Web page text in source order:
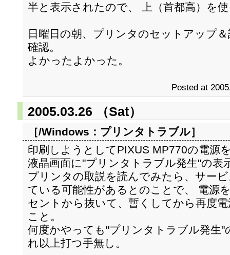
半と表示されたので、 上（首都高）を
日曜日の朝、プリンタのセットアップ
確認。
よかったよかった。
Posted at
2005.03.26 （Sat）
［/Windows： プリンタトラブル］
印刷しようとしてPIXUS MP770の電源
液晶画面に"プリンタトラブル発生"の表
プリンタの取説を読んでみたら、サー
ている可能性があるとのことで、 電源
セントから抜いて、暫くしてから再度
こと。
何度かやっても"プリンタトラブル発生
れ以上打つ手無し。